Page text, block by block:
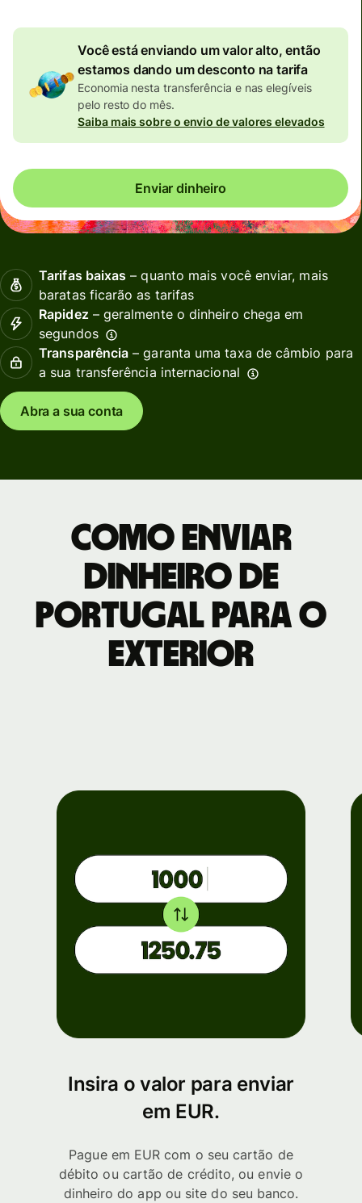
Você está enviando um valor alto, então
estamos dando um desconto na tarifa
Economia nesta transferência e nas elegíveis
pelo resto do mês.
Saiba mais sobre o envio de valores elevados
Enviar dinheiro
Tarifas baixas – quanto mais você enviar, mais
baratas ficarão as tarifas
Rapidez – geralmente o dinheiro chega em
segundos
Transparência – garanta uma taxa de câmbio para
a sua transferência internacional
Abra a sua conta
Como enviar
dinheiro de
Portugal para o
exterior
Insira o valor para enviar
em EUR.
Pague em EUR com o seu cartão de
débito ou cartão de crédito, ou envie o
dinheiro do app ou site do seu banco.